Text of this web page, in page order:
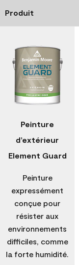
Produit
Peinture
d’extérieur
Element Guard
Peinture
expressément
conçue pour
résister aux
environnements
difficiles, comme
la forte humidité.